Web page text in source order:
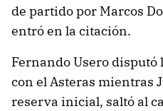
de partido por Marcos
entró en la citación.
Fernando Usero
con el Asteras mientras
reserva inicial, saltó al